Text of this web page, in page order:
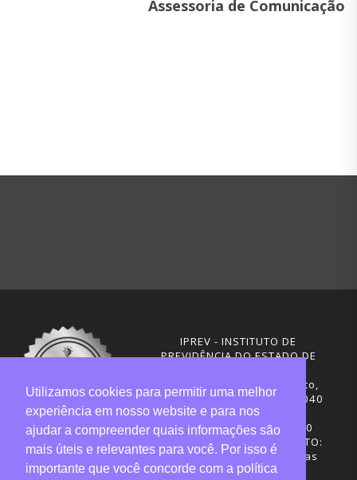
Assessoria de Comunicação
IPREV - INSTITUTO DE
PREVIDÊNCIA DO ESTADO DE
Rua Visconde de Ouro Preto,
291 – Centro - CEP: 88020-040
Florianópolis - SC
Telefones: (48) 3665-4600
HORÁRIO DE FUNCIONAMENTO:
Central de Atendimento: das
12h30 às 18h
Utilizamos cookies para permitir uma melhor
experiência em nosso website e para nos
ajudar a compreender quais informações são
mais úteis e relevantes para você. Por isso é
importante que você concorde com a política